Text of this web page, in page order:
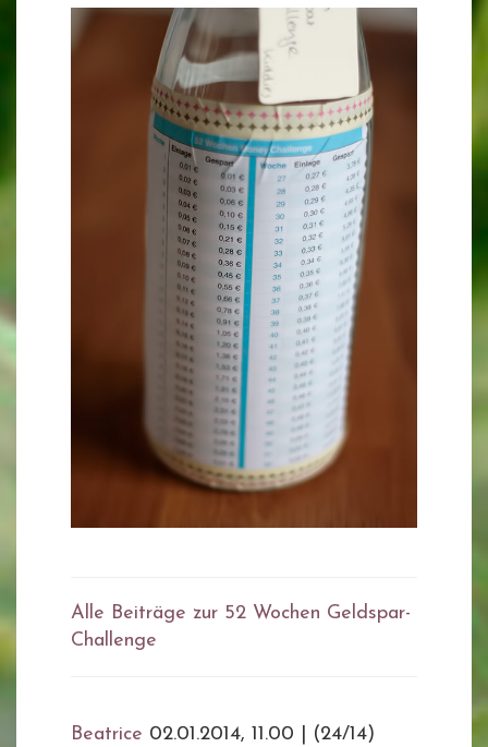
Alle Beiträge zur 52 Wochen Geldspar-
Challenge
Beatrice 02.01.2014, 11.00
(24/14)